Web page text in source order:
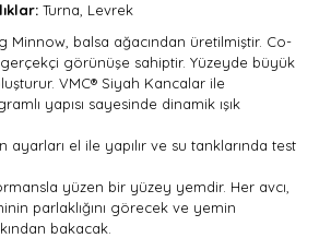
Turna, Levrek
Minnow, balsa ağacından üretilmiştir. Co-
görünüşe sahiptir. Yüzeyde büyük
VMC® Siyah Kancalar ile
yapısı sayesinde dinamik ışık
ayarları el ile yapılır ve su tanklarında test
yüzen bir yüzey yemdir. Her avcı,
parlaklığını görecek ve yemin
bakacak.